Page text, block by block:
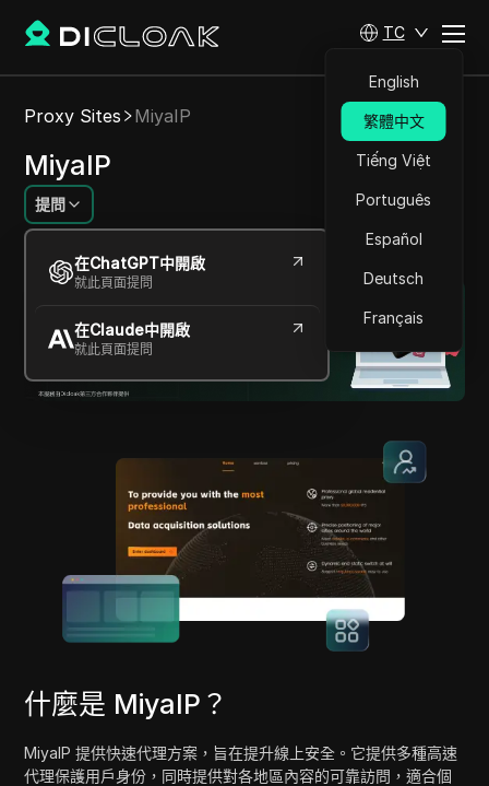
TC
English
繁體中文
Tiếng Việt
Português
Español
Deutsch
Français
Proxy Sites MiyaIP
MiyaIP
提問
在ChatGPT中開啟
就此頁面提問
在Claude中開啟
就此頁面提問
提供保護用戶身份和數據的快速代理服務。
什麼是 MiyaIP？
MiyaIP 提供快速代理方案，旨在提升線上安全。它提供多種高速
代理保護用戶身份，同時提供對各地區內容的可靠訪問，適合個